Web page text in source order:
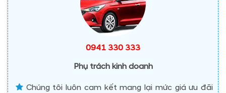
0941 330 333
Phụ trách kinh doanh
Chúng tôi luôn cam kết mang lại mức giá ưu đãi